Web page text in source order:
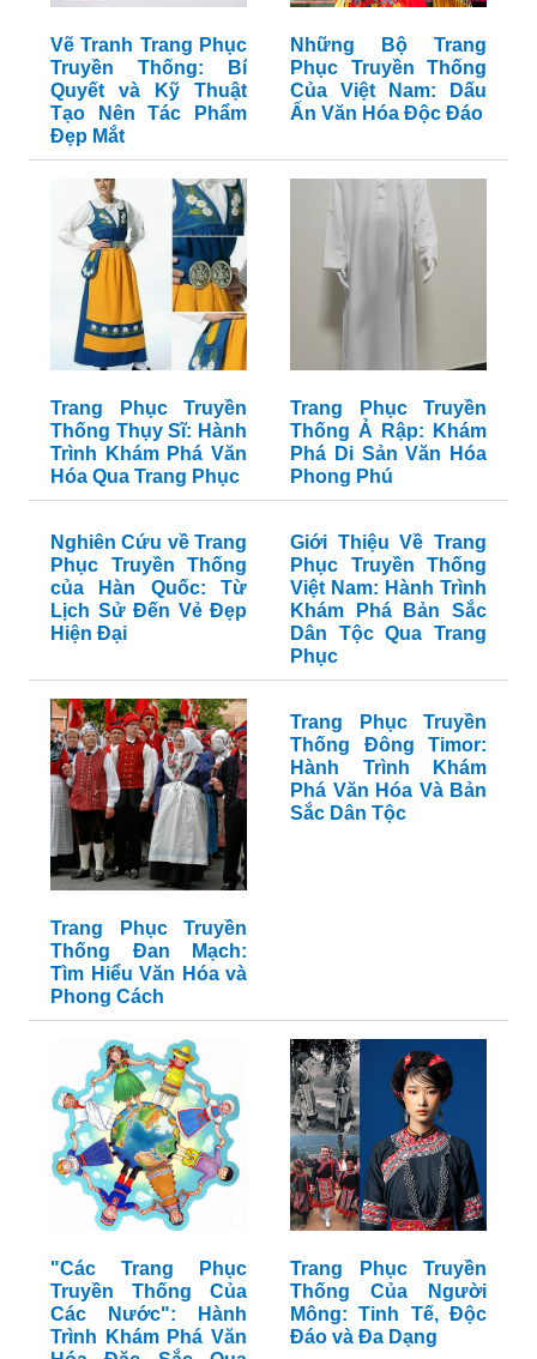
Vẽ Tranh Trang Phục
Truyền Thống: Bí
Quyết và Kỹ Thuật
Tạo Nên Tác Phẩm
Đẹp Mắt
Những Bộ Trang
Phục Truyền Thống
Của Việt Nam: Dấu
Ấn Văn Hóa Độc Đáo
Trang Phục Truyền
Thống Thụy Sĩ: Hành
Trình Khám Phá Văn
Hóa Qua Trang Phục
Trang Phục Truyền
Thống Ả Rập: Khám
Phá Di Sản Văn Hóa
Phong Phú
Nghiên Cứu về Trang
Phục Truyền Thống
của Hàn Quốc: Từ
Lịch Sử Đến Vẻ Đẹp
Hiện Đại
Giới Thiệu Về Trang
Phục Truyền Thống
Việt Nam: Hành Trình
Khám Phá Bản Sắc
Dân Tộc Qua Trang
Phục
Trang Phục Truyền
Thống Đan Mạch:
Tìm Hiểu Văn Hóa và
Phong Cách
Trang Phục Truyền
Thống Đông Timor:
Hành Trình Khám
Phá Văn Hóa Và Bản
Sắc Dân Tộc
"Các Trang Phục
Truyền Thống Của
Các Nước": Hành
Trình Khám Phá Văn
Trang Phục Truyền
Thống Của Người
Mông: Tinh Tế, Độc
Đáo và Đa Dạng